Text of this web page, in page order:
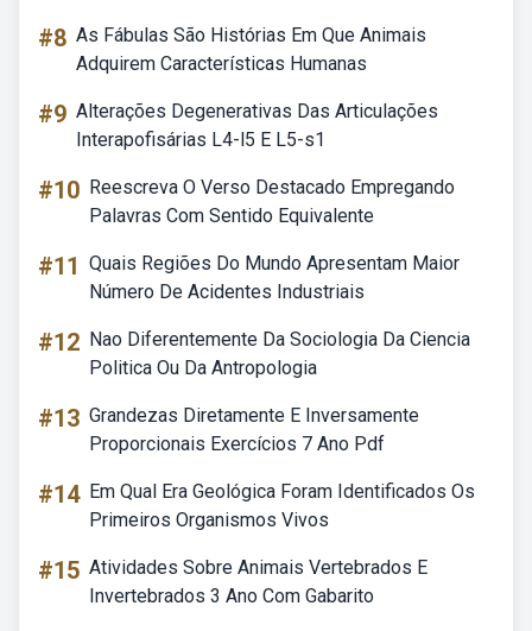
#8 As Fábulas São Histórias Em Que Animais
Adquirem Características Humanas
#9 Alterações Degenerativas Das Articulações
Interapofisárias L4-l5 E L5-s1
#10 Reescreva O Verso Destacado Empregando
Palavras Com Sentido Equivalente
#11 Quais Regiões Do Mundo Apresentam Maior
Número De Acidentes Industriais
#12 Nao Diferentemente Da Sociologia Da Ciencia
Politica Ou Da Antropologia
#13 Grandezas Diretamente E Inversamente
Proporcionais Exercícios 7 Ano Pdf
#14 Em Qual Era Geológica Foram Identificados Os
Primeiros Organismos Vivos
#15 Atividades Sobre Animais Vertebrados E
Invertebrados 3 Ano Com Gabarito